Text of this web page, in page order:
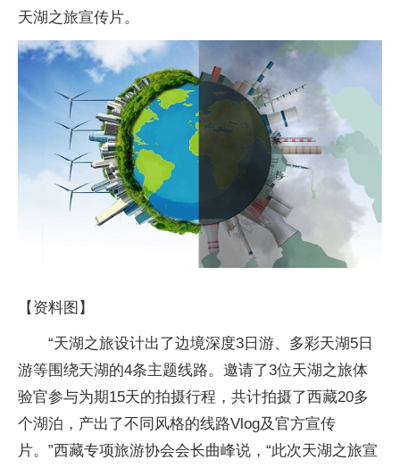
天湖之旅宣传片。
【资料图】
“天湖之旅设计出了边境深度3日游、多彩天湖5日
游等围绕天湖的4条主题线路。邀请了3位天湖之旅体
验官参与为期15天的拍摄行程，共计拍摄了西藏20多
个湖泊，产出了不同风格的线路Vlog及官方宣传
片。”西藏专项旅游协会会长曲峰说，“此次天湖之旅宣